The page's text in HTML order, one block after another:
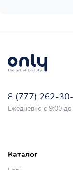
8 (777) 262-
Ежедневно с 9:00
Каталог